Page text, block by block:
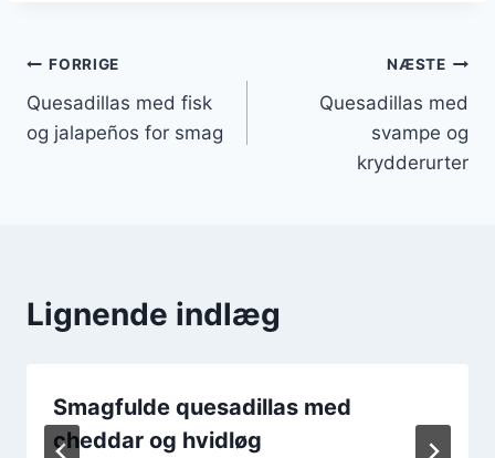
Indlægsnavigation
FORRIGE
Quesadillas med fisk
og jalapeños for smag
NÆSTE
Quesadillas med
svampe og
krydderurter
Lignende indlæg
Smagfulde quesadillas med
cheddar og hvidløg